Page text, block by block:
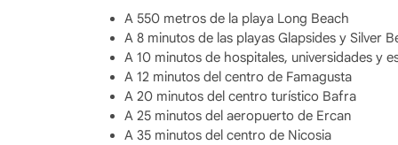
A 550 metros de la playa Long Beach
A 8 minutos de las playas Glapsides y Silver
A 10 minutos de hospitales, universidades y
A 12 minutos del centro de Famagusta
A 20 minutos del centro turístico Bafra
A 25 minutos del aeropuerto de Ercan
A 35 minutos del centro de Nicosia